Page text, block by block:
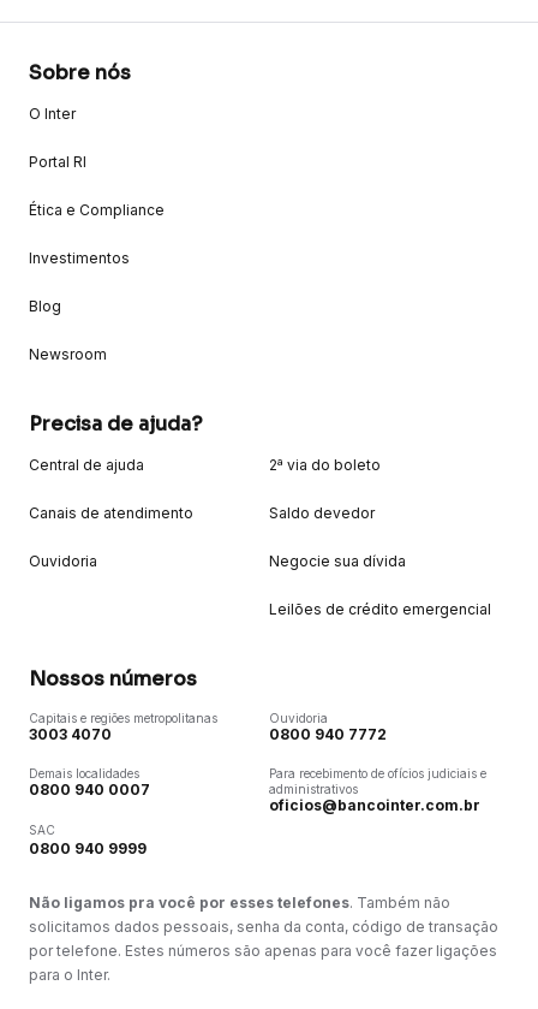
Sobre nós
O Inter
Portal RI
Ética e Compliance
Investimentos
Blog
Newsroom
Precisa de ajuda?
Central de ajuda
Canais de atendimento
Ouvidoria
2ª via do boleto
Saldo devedor
Negocie sua dívida
Leilões de crédito emergencial
Nossos números
Capitais e regiões metropolitanas
3003 4070
Demais localidades
0800 940 0007
SAC
0800 940 9999
Ouvidoria
0800 940 7772
Para recebimento de ofícios judiciais e
administrativos
oficios@bancointer.com.br
Não ligamos pra você por esses telefones. Também não
solicitamos dados pessoais, senha da conta, código de transação
por telefone. Estes números são apenas para você fazer ligações
para o Inter.